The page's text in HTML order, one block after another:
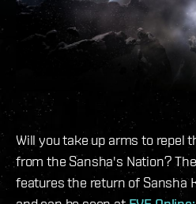
Will you take up arms to repel
from the Sansha's Nation?
features the return of Sansha